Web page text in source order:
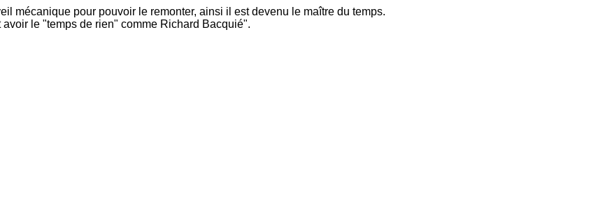
mécanique pour pouvoir le remonter, ainsi il est devenu le maître du temps.
le "temps de rien" comme Richard Bacquié".